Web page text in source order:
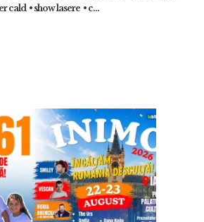
cald • show lasere • c...